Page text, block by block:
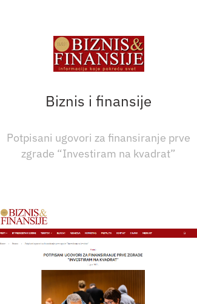
Biznis i finansije
Potpisani ugovori za finansiranje prve
zgrade “Investiram na kvadrat”